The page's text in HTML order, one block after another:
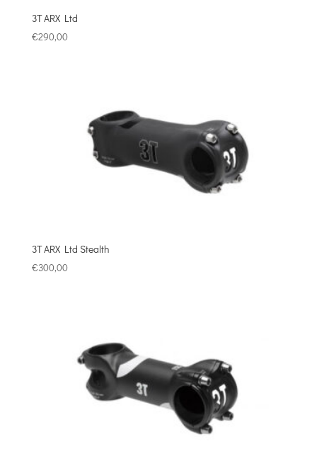
3T ARX Ltd
€290,00
3T ARX Ltd Stealth
€300,00